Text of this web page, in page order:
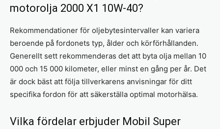
motorolja 2000 X1 10W-40?
Rekommendationer för oljebytesintervaller kan variera
beroende på fordonets typ, ålder och körförhållanden.
Generellt sett rekommenderas det att byta olja mellan 10
000 och 15 000 kilometer, eller minst en gång per år. Det
är dock bäst att följa tillverkarens anvisningar för ditt
specifika fordon för att säkerställa optimal motorhälsa.
Vilka fördelar erbjuder Mobil Super